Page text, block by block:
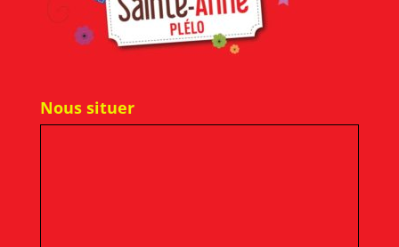
Nous situer